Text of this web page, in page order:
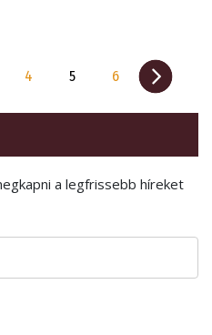
4 5 6
a legfrissebb híreket